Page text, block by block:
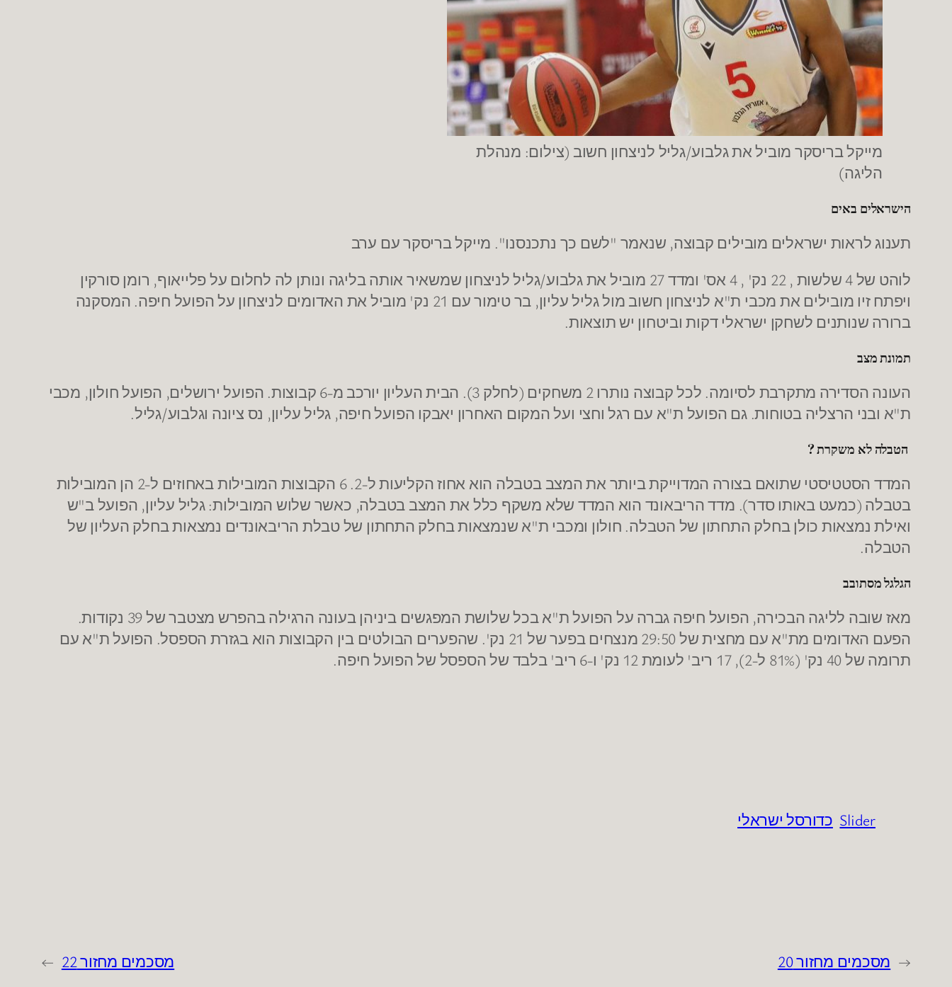
מייקל בריסקר מוביל את גלבוע/גליל לניצחון חשוב (צילום: מנהלת
הליגה)
הישראלים באים
תענוג לראות ישראלים מובילים קבוצה, שנאמר "לשם כך נתכנסנו". מייקל בריסקר עם ערב
לוהט של 4 שלשות , 22 נק' , 4 אס' ומדד 27 מוביל את גלבוע/גליל לניצחון שמשאיר אותה בליגה ונותן לה לחלום על פלייאוף, רומן סורקין
ויפתח זיו מובילים את מכבי ת"א לניצחון חשוב מול גליל עליון, בר טימור עם 21 נק' מוביל את האדומים לניצחון על הפועל חיפה. המסקנה
ברורה שנותנים לשחקן ישראלי דקות וביטחון יש תוצאות.
תמונת מצב
העונה הסדירה מתקרבת לסיומה. לכל קבוצה נותרו 2 משחקים (לחלק 3). הבית העליון יורכב מ-6 קבוצות. הפועל ירושלים, הפועל חולון, מכבי
ת"א ובני הרצליה בטוחות. גם הפועל ת"א עם רגל וחצי ועל המקום האחרון יאבקו הפועל חיפה, גליל עליון, נס ציונה וגלבוע/גליל.
הטבלה לא משקרת ?
המדד הסטטיסטי שתואם בצורה המדוייקת ביותר את המצב בטבלה הוא אחוז הקליעות ל-2. 6 הקבוצות המובילות באחוזים ל-2 הן המובילות
בטבלה (כמעט באותו סדר). מדד הריבאונד הוא המדד שלא משקף כלל את המצב בטבלה, כאשר שלוש המובילות: גליל עליון, הפועל ב"ש
ואילת נמצאות כולן בחלק התחתון של הטבלה. חולון ומכבי ת"א שנמצאות בחלק התחתון של טבלת הריבאונדים נמצאות בחלק העליון של
הטבלה.
הגלגל מסתובב
מאז שובה לליגה הבכירה, הפועל חיפה גברה על הפועל ת"א בכל שלושת המפגשים ביניהן בעונה הרגילה בהפרש מצטבר של 39 נקודות.
הפעם האדומים מת"א עם מחצית של 29:50 מנצחים בפער של 21 נק'. שהפערים הבולטים בין הקבוצות הוא בגזרת הספסל. הפועל ת"א עם
תרומה של 40 נק' (81% ל-2), 17 ריב' לעומת 12 נק' ו-6 ריב' בלבד של הספסל של הפועל חיפה.
Slider כדורסל ישראלי
← מסכמים מחזור 20 מסכמים מחזור 22 →